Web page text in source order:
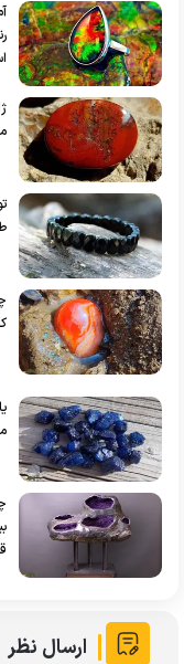
ارسال نظر